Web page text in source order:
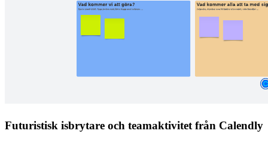
Futuristisk isbrytare och teamaktivitet från Calendly